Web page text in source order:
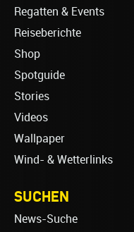
Regatten & Events
Reiseberichte
Shop
Spotguide
Stories
Videos
Wallpaper
Wind- & Wetterlinks
SUCHEN
News-Suche